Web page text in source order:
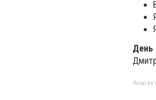
День
Якщо ви